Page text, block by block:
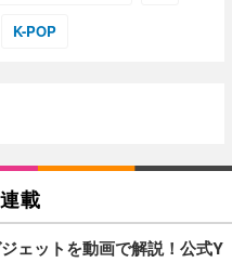
K-POP
載
ェットを動画で解説！公式Y